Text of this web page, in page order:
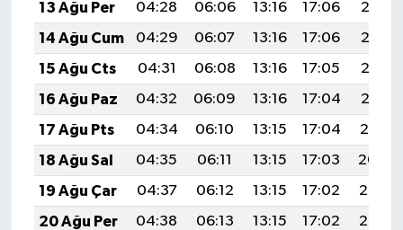
13 Ağu Per
04:28 06:06 13:16 17:06
20:16
14 Ağu Cum
04:29 06:07 13:16 17:06
20:15
15 Ağu Cts
04:31 06:08 13:16 17:05
20:13
16 Ağu Paz
04:32 06:09 13:16 17:04
20:12
17 Ağu Pts
04:34 06:10 13:15 17:04
20:10
18 Ağu Sal
04:35 06:11 13:15 17:03
20:09
19 Ağu Çar
04:37 06:12 13:15 17:02
20:08
20 Ağu Per
04:38 06:13 13:15 17:02
20:06